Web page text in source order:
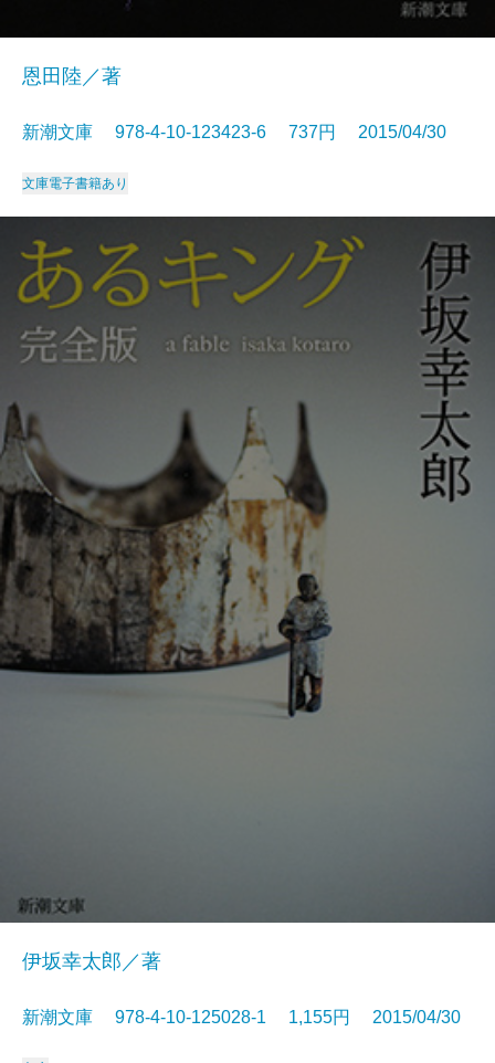
恩田陸／著
新潮文庫 978-4-10-123423-6 737円 2015/04/30
文庫電子書籍あり
伊坂幸太郎／著
新潮文庫 978-4-10-125028-1 1,155円 2015/04/30